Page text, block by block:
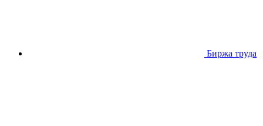
Биржа труда